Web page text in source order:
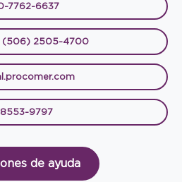
7762-6637
(506) 2505-4700
9797
de ayuda